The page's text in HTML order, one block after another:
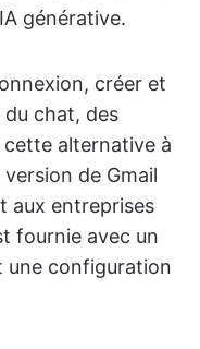
générative.
créer et
du chat, des
alternative à
de Gmail
aux entreprises
fournie avec un
une configuration